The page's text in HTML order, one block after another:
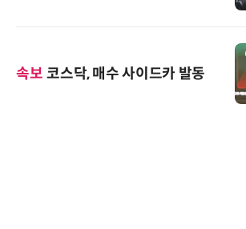
속보 코스닥, 매수 사이드카 발동